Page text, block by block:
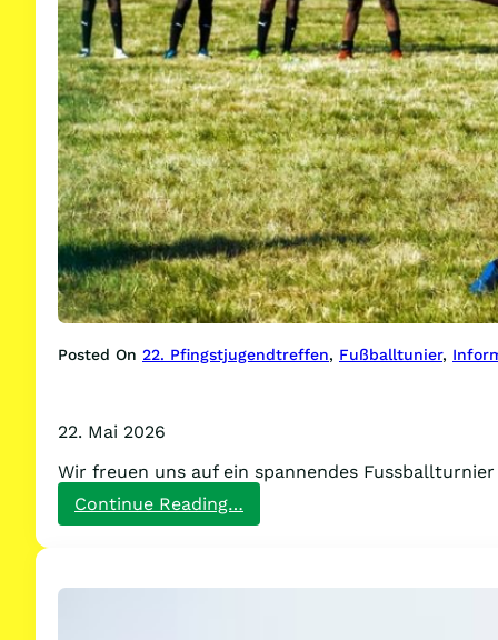
Posted On 22. Pfingstjugendtreffen, Fußballtunier,
22. Mai 2026
Wir freuen uns auf ein spannendes
Continue Reading…
Noch
für